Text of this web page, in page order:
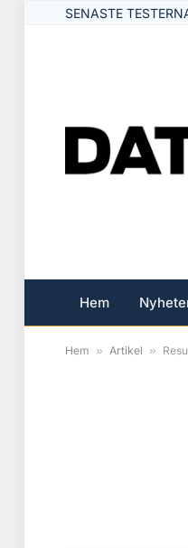
SENASTE
Hem
Hem » Artikel »